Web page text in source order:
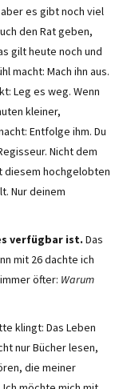
es gibt noch viel
den Rat geben,
gilt heute noch und
macht: Mach ihn aus.
Leg es weg. Wenn
kleiner,
Entfolge ihm. Du
Nicht dem
diesem hochgelobten
Nur deinem
verfügbar ist. Das
mit 26 dachte ich
öfter: Warum
klingt: Das Leben
nur Bücher lesen,
die meiner